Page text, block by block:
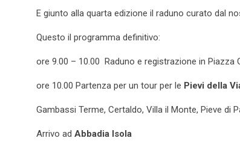
E giunto alla quarta edizione il raduno curato dal
Questo il programma definitivo:
ore 9.00 – 10.00 Raduno e registrazione in Piazza
ore 10.00 Partenza per un tour per le Pievi della
Gambassi Terme, Certaldo, Villa il Monte, Pieve di
Arrivo ad Abbadia Isola